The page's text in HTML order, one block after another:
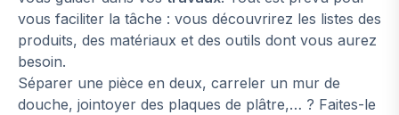
vous faciliter la tâche : vous découvrirez les listes des
produits, des matériaux et des outils dont vous aurez
besoin.
Séparer une pièce en deux, carreler un mur de
douche, jointoyer des plaques de plâtre,… ? Faites-le